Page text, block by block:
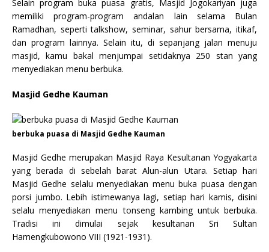
Selain program buka puasa gratis, Masjid Jogokariyan juga
memiliki program-program andalan lain selama Bulan
Ramadhan, seperti talkshow, seminar, sahur bersama, itikaf,
dan program lainnya. Selain itu, di sepanjang jalan menuju
masjid, kamu bakal menjumpai setidaknya 250 stan yang
menyediakan menu berbuka.
Masjid Gedhe Kauman
berbuka puasa di Masjid Gedhe Kauman
Masjid Gedhe merupakan Masjid Raya Kesultanan Yogyakarta
yang berada di sebelah barat Alun-alun Utara. Setiap hari
Masjid Gedhe selalu menyediakan menu buka puasa dengan
porsi jumbo. Lebih istimewanya lagi, setiap hari kamis, disini
selalu menyediakan menu tonseng kambing untuk berbuka.
Tradisi ini dimulai sejak kesultanan Sri Sultan
Hamengkubowono VIII (1921-1931).